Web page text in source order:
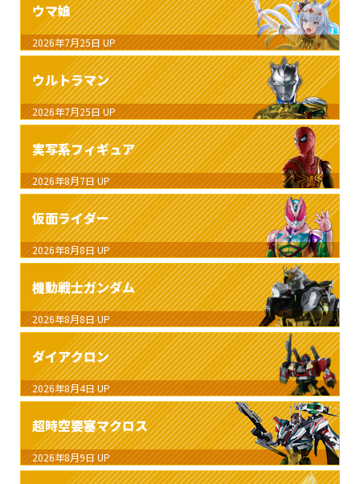
ウマ娘
2026年7月25日 UP
ウルトラマン
2026年7月25日 UP
実写系フィギュア
2026年8月7日 UP
仮面ライダー
2026年8月8日 UP
機動戦士ガンダム
2026年8月8日 UP
ダイアクロン
2026年8月4日 UP
超時空要塞マクロス
2026年8月9日 UP